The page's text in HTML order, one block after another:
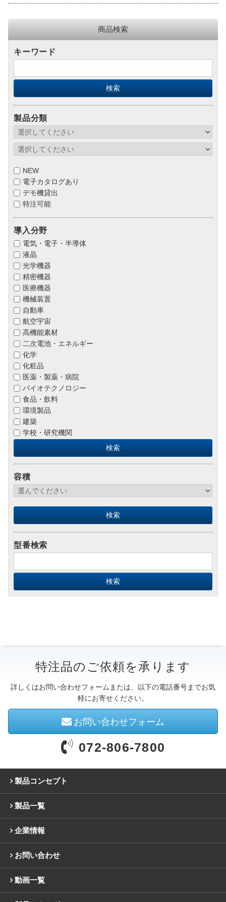
商品検索
キーワード
製品分類
NEW
電子カタログあり
デモ機貸出
特注可能
導入分野
電気・電子・半導体
液晶
光学機器
精密機器
医療機器
機械装置
自動車
航空宇宙
高機能素材
二次電池・エネルギー
化学
化粧品
医薬・製薬・病院
バイオテクノロジー
食品・飲料
環境製品
建築
学校・研究機関
容積
型番検索
特注品のご依頼を承ります
詳しくはお問い合わせフォームまたは、以下の電話番号までお気
軽にお寄せください。
お問い合わせフォーム
072-806-7800
製品コンセプト
製品一覧
企業情報
お問い合わせ
動画一覧